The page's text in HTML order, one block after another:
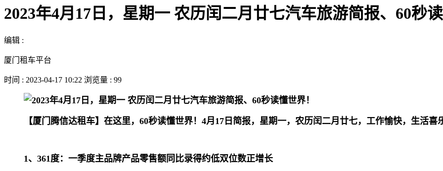
2023年4月17日，星期一 农历闰二月廿七汽车旅游简报、60秒读
编辑 :
厦门租车平台
时间 : 2023-04-17 10:22 浏览量 : 99
【厦门腾信达租车】在这里，60秒读懂世界！4月17日简报，星期一，农历闰二月廿七，工作愉快，生活喜
1、361度：一季度主品牌产品零售额同比录得约低双位数正增长